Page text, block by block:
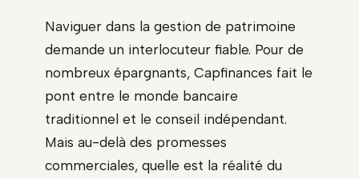
Naviguer dans la gestion de patrimoine
demande un interlocuteur fiable. Pour de
nombreux épargnants, Capfinances fait le
pont entre le monde bancaire
traditionnel et le conseil indépendant.
Mais au-delà des promesses
commerciales, quelle est la réalité du